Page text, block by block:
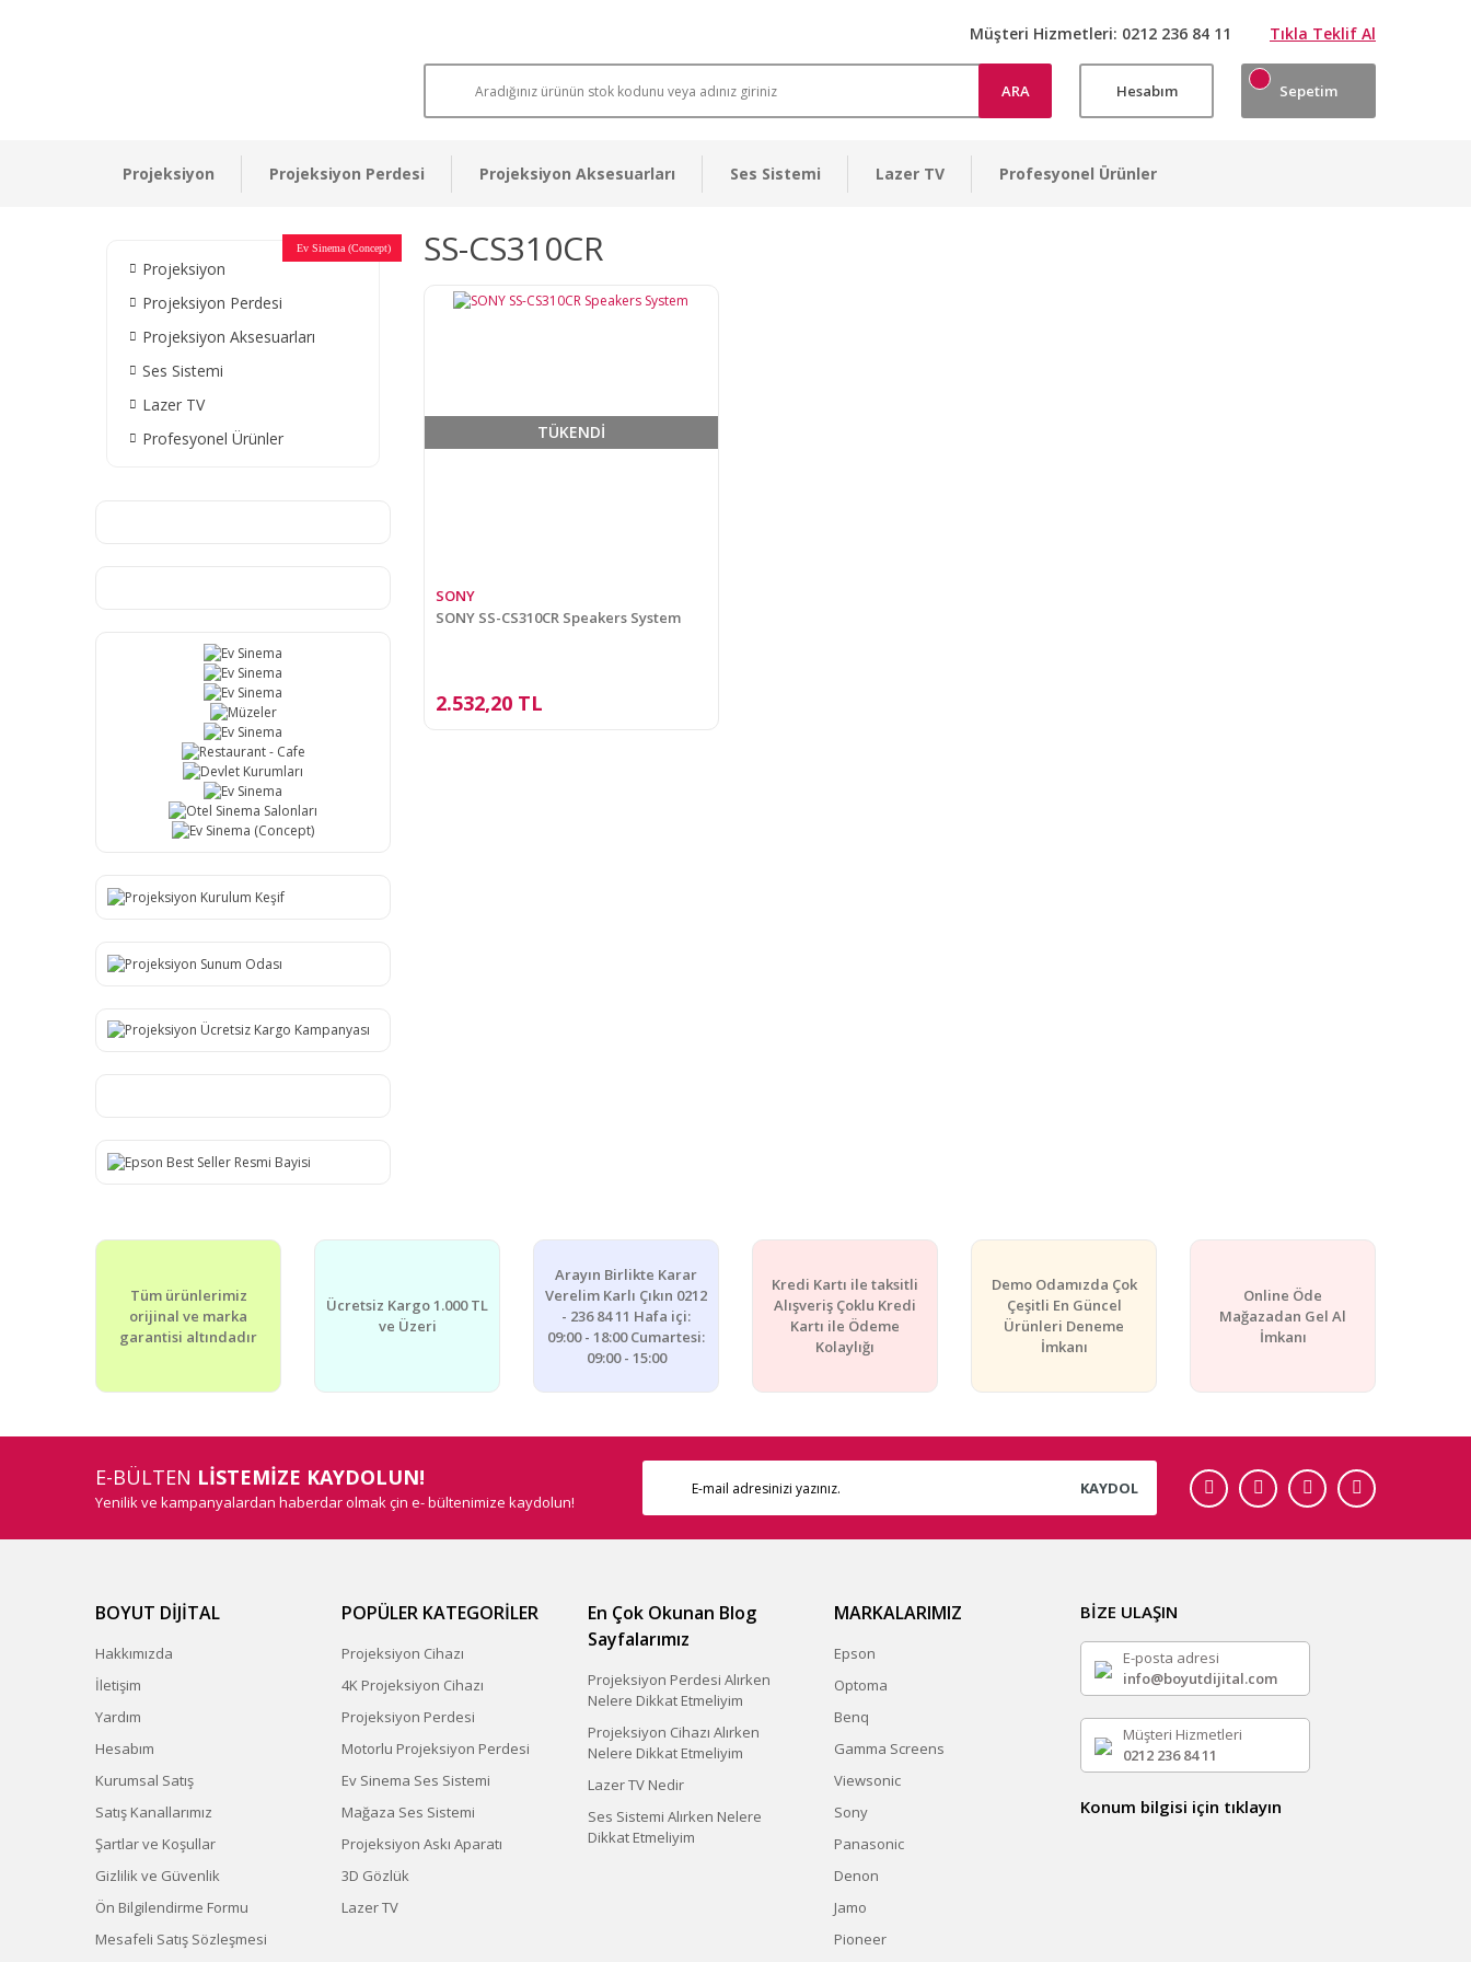
Müşteri Hizmetleri: 0212 236 84 11 Tıkla Teklif Al
ARA Hesabım Sepetim
Projeksiyon Projeksiyon Perdesi Projeksiyon Aksesuarları Ses Sistemi Lazer TV Profesyonel Ürünler
Projeksiyon
Projeksiyon Perdesi
Projeksiyon Aksesuarları
Ses Sistemi
Lazer TV
Profesyonel Ürünler
Ev Sinema
Ev Sinema
Ev Sinema
Müzeler
Ev Sinema
Restaurant - Cafe
Devlet Kurumları
Ev Sinema
Otel Sinema Salonları
Ev Sinema (Concept) SS-CS310CR
TÜKENDİ
SONY
SONY SS-CS310CR Speakers System
2.532,20 TL
Tüm ürünlerimiz
orijinal ve marka
garantisi altındadır
Ücretsiz Kargo 1.000 TL
ve Üzeri
Arayın Birlikte Karar
Verelim Karlı Çıkın 0212
- 236 84 11 Hafa içi:
09:00 - 18:00 Cumartesi:
09:00 - 15:00
Kredi Kartı ile taksitli
Alışveriş Çoklu Kredi
Kartı ile Ödeme
Kolaylığı
Demo Odamızda Çok
Çeşitli En Güncel
Ürünleri Deneme
İmkanı
Online Öde
Mağazadan Gel Al
İmkanı
E-BÜLTEN LİSTEMİZE KAYDOLUN!
Yenilik ve kampanyalardan haberdar olmak çin e- bültenimize kaydolun!
KAYDOL
BOYUT DİJİTAL
Hakkımızda
İletişim
Yardım
Hesabım
Kurumsal Satış
Satış Kanallarımız
Şartlar ve Koşullar
Gizlilik ve Güvenlik
Ön Bilgilendirme Formu
Mesafeli Satış Sözleşmesi
POPÜLER KATEGORİLER
Projeksiyon Cihazı
4K Projeksiyon Cihazı
Projeksiyon Perdesi
Motorlu Projeksiyon Perdesi
Ev Sinema Ses Sistemi
Mağaza Ses Sistemi
Projeksiyon Askı Aparatı
3D Gözlük
Lazer TV
En Çok Okunan Blog
Sayfalarımız
Projeksiyon Perdesi Alırken
Nelere Dikkat Etmeliyim
Projeksiyon Cihazı Alırken
Nelere Dikkat Etmeliyim
Lazer TV Nedir
Ses Sistemi Alırken Nelere
Dikkat Etmeliyim
MARKALARIMIZ
Epson
Optoma
Benq
Gamma Screens
Viewsonic
Sony
Panasonic
Denon
Jamo
Pioneer
BİZE ULAŞIN
E-posta adresi
info@boyutdijital.com
Müşteri Hizmetleri
0212 236 84 11
Konum bilgisi için tıklayın